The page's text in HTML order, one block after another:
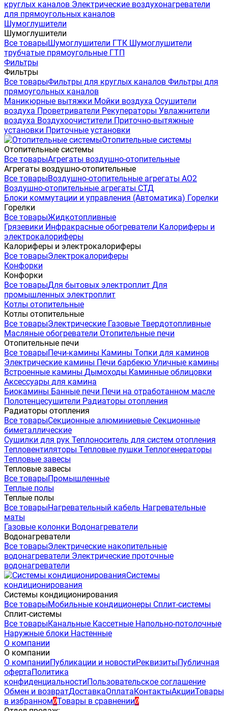
круглых каналов Электрические воздухонагреватели
для прямоугольных каналов
Шумоглушители
Шумоглушители
Все товарыШумоглушители ГТК Шумоглушители
трубчатые прямоугольные ГТП
Фильтры
Фильтры
Все товарыФильтры для круглых каналов Фильтры для
прямоугольных каналов
Маникюрные вытяжки Мойки воздуха Осушители
воздуха Проветриватели Рекуператоры Увлажнители
воздуха Воздухоочистители Приточно-вытяжные
установки Приточные установки
Отопительные системы
Отопительные системы
Все товарыАгрегаты воздушно-отопительные
Агрегаты воздушно-отопительные
Все товарыВоздушно-отопительные агрегаты АО2
Воздушно-отопительные агрегаты СТД
Блоки коммутации и управления (Автоматика) Горелки
Горелки
Все товарыЖидкотопливные
Грязевики Инфракрасные обогреватели Калориферы и
электрокалориферы
Калориферы и электрокалориферы
Все товарыЭлектрокалориферы
Конфорки
Конфорки
Все товарыДля бытовых электроплит Для
промышленных электроплит
Котлы отопительные
Котлы отопительные
Все товарыЭлектрические Газовые Твердотопливные
Масляные обогреватели Отопительные печи
Отопительные печи
Все товарыПечи-камины Камины Топки для каминов
Электрические камины Печи барбекю Уличные камины
Встроенные камины Дымоходы Каминные облицовки
Аксессуары для камина
Биокамины Банные печи Печи на отработанном масле
Полотенцесушители Радиаторы отопления
Радиаторы отопления
Все товарыСекционные алюминиевые Секционные
биметаллические
Сушилки для рук Теплоноситель для систем отопления
Тепловентиляторы Тепловые пушки Теплогенераторы
Тепловые завесы
Тепловые завесы
Все товарыПромышленные
Теплые полы
Теплые полы
Все товарыНагревательный кабель Нагревательные
маты
Газовые колонки Водонагреватели
Водонагреватели
Все товарыЭлектрические накопительные
водонагреватели Электрические проточные
водонагреватели
Системы
кондиционирования
Системы кондиционирования
Все товарыМобильные кондиционеры Сплит-системы
Сплит-системы
Все товарыКанальные Кассетные Напольно-потолочные
Наружные блоки Настенные
О компании
О компании
О компанииПубликации и новостиРеквизитыПубличная
офертаПолитика
конфиденциальностиПользовательское соглашение
Обмен и возвратДоставкаОплатаКонтактыАкцииТовары
в избранном0Товары в сравнении0